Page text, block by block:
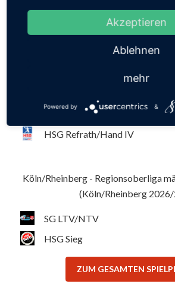
SG LTV/NTV
HSG Refrath/Hand IV
Köln/Rheinberg - Regionsklasse
SG LTV/NTV
HSG Refrath/Hand IV
Köln/Rheinberg - Regionsoberliga
(Köln/Rheinberg
SG LTV/NTV
HSG Sieg
ZUM GESAMTEN
Akzeptieren
Ablehnen
mehr
Powered by &